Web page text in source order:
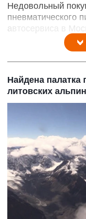
Недовольный
пневматического
автосервиса в
Найдена палатка
литовских